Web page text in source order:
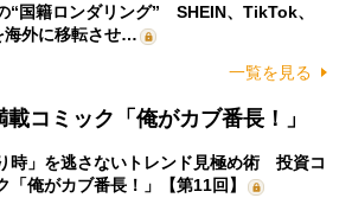
“国籍ロンダリング” SHEIN、TikTok、
外に移転させ…
一覧を見る
コミック「俺がカブ番長！」
り時」を逃さないトレンド見極め術 投資コ
「俺がカブ番長！」【第11回】